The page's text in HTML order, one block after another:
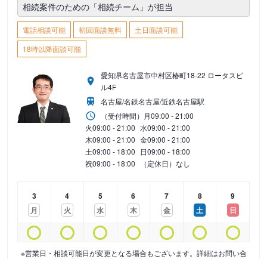
相続案件のための「相続チーム」が担当
電話相談可能 初回面談無料
土日面談可能
18時以降面談可能
愛知県名古屋市中村区椿町18-22 ロータスビ
ル4F
名古屋/名鉄名古屋/近鉄名古屋駅
（受付時間） 月09:00 - 21:00
火09:00 - 21:00 水09:00 - 21:00
木09:00 - 21:00 金09:00 - 21:00
土09:00 - 18:00 日09:00 - 18:00
祝09:00 - 18:00 （定休日）なし
3
月
4
火
5
水
6
木
7
金
8
土
9
日
※営業日・相談可能日が変更となる場合もございます。詳細はお問い合